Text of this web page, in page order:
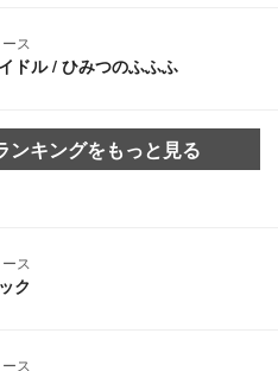
ス
ドル / ひみつのふふふ
ンキングをもっと見る
ス
ク
ス